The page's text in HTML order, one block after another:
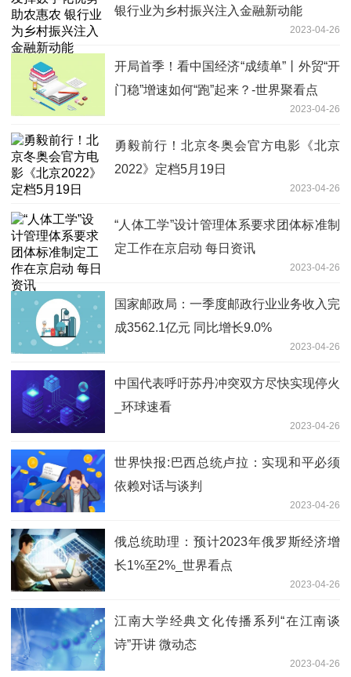
银行业为乡村振兴注入金融新动能
2023-04-26
开局首季！看中国经济“成绩单”丨外贸“开
门稳”增速如何“跑”起来？-世界聚看点
2023-04-26
勇毅前行！北京冬奥会官方电影《北京
2022》定档5月19日
2023-04-26
“人体工学”设计管理体系要求团体标准制
定工作在京启动 每日资讯
2023-04-26
国家邮政局：一季度邮政行业业务收入完
成3562.1亿元 同比增长9.0%
2023-04-26
中国代表呼吁苏丹冲突双方尽快实现停火
_环球速看
2023-04-26
世界快报:巴西总统卢拉：实现和平必须
依赖对话与谈判
2023-04-26
俄总统助理：预计2023年俄罗斯经济增
长1%至2%_世界看点
2023-04-26
江南大学经典文化传播系列“在江南谈
诗”开讲 微动态
2023-04-26